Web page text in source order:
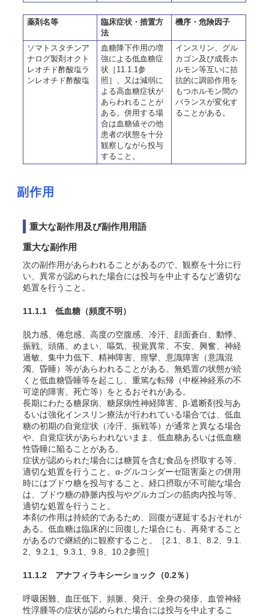
薬剤名等
臨床症状・措置方
法
機序・危険因子
ソマトスタチンア
ナログ製剤オクト
レオチド酢酸塩ラ
ンレオチド酢酸塩
血糖降下作用の増
強による低血糖症
状［11.1.1参
照］、又は減弱に
よる高血糖症状が
あらわれることが
ある。併用する場
合は血糖値その他
患者の状態を十分
観察しながら投与
すること。
インスリン、グル
カゴン及び成長ホ
ルモン等互いに拮
抗的に調節作用を
もつホルモン間の
バランスが変化す
ることがある。
副作用
重大な副作用及び副作用用語
重大な副作用
次の副作用があらわれることがあるので、観察を十分に行
い、異常が認められた場合には投与を中止するなど適切な
処置を行うこと。
11.1.1 低血糖 （頻度不明）
脱力感、倦怠感、高度の空腹感、冷汗、顔面蒼白、動悸、
振戦、頭痛、めまい、嘔気、視覚異常、不安、興奮、神経
過敏、集中力低下、精神障害、痙攣、意識障害（意識混
濁、昏睡）等があらわれることがある。無処置の状態が続
くと低血糖昏睡等を起こし、重篤な転帰（中枢神経系の不
可逆的障害、死亡等）をとるおそれがある。
長期にわたる糖尿病、糖尿病性神経障害、β-遮断剤投与あ
るいは強化インスリン療法が行われている場合では、低血
糖の初期の自覚症状（冷汗、振戦等）が通常と異なる場合
や、自覚症状があらわれないまま、低血糖あるいは低血糖
性昏睡に陥ることがある。
症状が認められた場合には糖質を含む食品を摂取する等、
適切な処置を行うこと。α-グルコシダーゼ阻害薬との併用
時にはブドウ糖を投与すること。経口摂取が不可能な場合
は、ブドウ糖の静脈内投与やグルカゴンの筋肉内投与等、
適切な処置を行うこと。
本剤の作用は持続的であるため、回復が遅延するおそれが
ある。低血糖は臨床的に回復した場合にも、再発すること
があるので継続的に観察すること。［2.1、8.1、8.2、9.1.
2、9.2.1、9.3.1、9.8、10.2参照］
11.1.2 アナフィラキシーショック （0.2％）
呼吸困難、血圧低下、頻脈、発汗、全身の発疹、血管神経
性浮腫等の症状が認められた場合には投与を中止するこ